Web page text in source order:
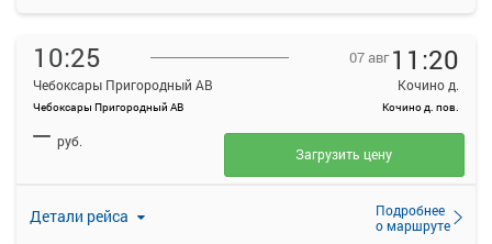
10:25
Чебоксары Пригородный АВ
Чебоксары Пригородный АВ
07 авг 11:20
Кочино д.
Кочино д. пов.
Детали рейса
Подробнее
о маршруте
— руб.
Загрузить цену